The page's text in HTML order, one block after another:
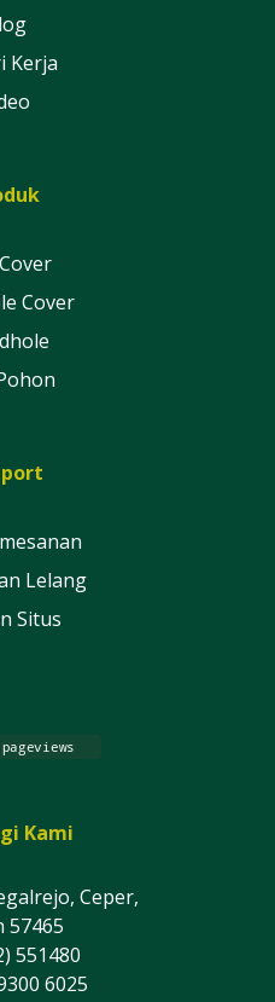
Kerja
Cover
Lelang
Situs
Kami
Ceper,
57465
551480
6025